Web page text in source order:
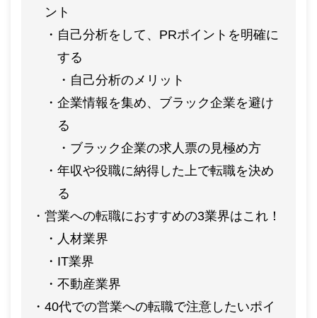
ント
自己分析をして、PRポイントを明確に
する
自己分析のメリット
企業情報を集め、ブラック企業を避け
る
ブラック企業の求人票の見極め方
年収や役職に納得した上で転職を決め
る
営業への転職におすすめの3業界はこれ！
人材業界
IT業界
不動産業界
40代での営業への転職で注意したいポイ